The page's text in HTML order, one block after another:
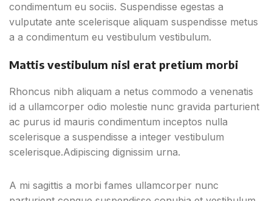
condimentum eu sociis. Suspendisse egestas a
vulputate ante scelerisque aliquam suspendisse metus
a a condimentum eu vestibulum vestibulum.
Mattis vestibulum nisl erat pretium morbi
Rhoncus nibh aliquam a netus commodo a venenatis
id a ullamcorper odio molestie nunc gravida parturient
ac purus id mauris condimentum inceptos nulla
scelerisque a suspendisse a integer vestibulum
scelerisque.Adipiscing dignissim urna.
A mi sagittis a morbi fames ullamcorper nunc